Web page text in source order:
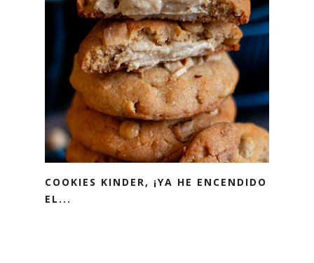
COOKIES KINDER, ¡YA HE ENCENDIDO
EL...